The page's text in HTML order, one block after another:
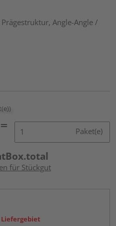
Angle-Angle /
Paket(e)
für Stückgut